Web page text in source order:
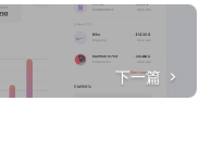
下一篇